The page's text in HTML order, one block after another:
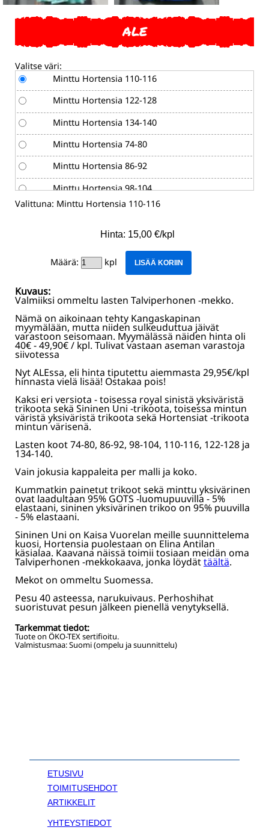
ALE
Valitse väri:
Minttu Hortensia 110-116
Minttu Hortensia 122-128
Minttu Hortensia 134-140
Minttu Hortensia 74-80
Minttu Hortensia 86-92
Minttu Hortensia 98-104
Sininen Uni 110-116
Sininen Uni 122-128
Sininen Uni 134-140
Sininen Uni 86-92
Sininen Uni 98-104 [EI VARASTOSSA]
Valittuna: Minttu Hortensia 110-116
Hinta: 15,00 €/kpl
Määrä: kpl LISÄÄ KORIIN
Kuvaus:
Valmiiksi ommeltu lasten Talviperhonen -mekko.
Nämä on aikoinaan tehty Kangaskapinan
myymälään, mutta niiden sulkeuduttua jäivät
varastoon seisomaan. Myymälässä näiden hinta oli
40€ - 49,90€ / kpl. Tulivat vastaan aseman varastoja
siivotessa
Nyt ALEssa, eli hinta tiputettu aiemmasta 29,95€/kpl
hinnasta vielä lisää! Ostakaa pois!
Kaksi eri versiota - toisessa royal sinistä yksiväristä
trikoota sekä Sininen Uni -trikoota, toisessa mintun
väristä yksiväristä trikoota sekä Hortensiat -trikoota
mintun värisenä.
Lasten koot 74-80, 86-92, 98-104, 110-116, 122-128 ja
134-140.
Vain jokusia kappaleita per malli ja koko.
Kummatkin painetut trikoot sekä minttu yksivärinen
ovat laadultaan 95% GOTS -luomupuuvilla - 5%
elastaani, sininen yksivärinen trikoo on 95% puuvilla
- 5% elastaani.
Sininen Uni on Kaisa Vuorelan meille suunnittelema
kuosi, Hortensia puolestaan on Elina Antilan
käsialaa. Kaavana näissä toimii tosiaan meidän oma
Talviperhonen -mekkokaava, jonka löydättäältä.
Mekot on ommeltu Suomessa.
Pesu 40 asteessa, narukuivaus. Perhoshihat
suoristuvat pesun jälkeen pienellä venytyksellä.
Tarkemmat tiedot:
Tuote on ÖKO-TEX sertifioitu.
Valmistusmaa: Suomi (ompelu ja suunnittelu)
ETUSIVU
TOIMITUSEHDOT
ARTIKKELIT
YHTEYSTIEDOT